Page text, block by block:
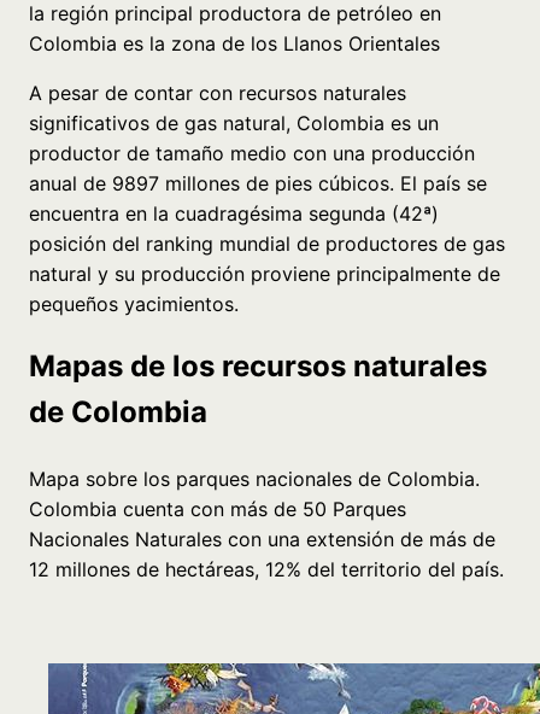
la región principal productora de petróleo en
Colombia es la zona de los Llanos Orientales
A pesar de contar con recursos naturales
significativos de gas natural, Colombia es un
productor de tamaño medio con una producción
anual de 9897 millones de pies cúbicos. El país se
encuentra en la cuadragésima segunda (42ª)
posición del ranking mundial de productores de gas
natural y su producción proviene principalmente de
pequeños yacimientos.
Mapas de los recursos naturales
de Colombia
Mapa sobre los parques nacionales de Colombia.
Colombia cuenta con más de 50 Parques
Nacionales Naturales con una extensión de más de
12 millones de hectáreas, 12% del territorio del país.